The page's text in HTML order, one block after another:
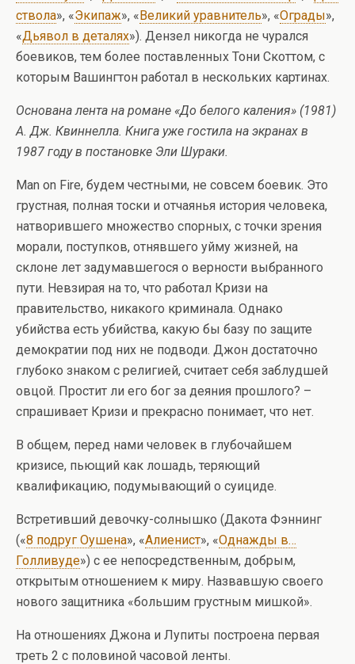
ствола», «Экипаж», « Великий уравнитель», «Ограды»,
«Дьявол в деталях»). Дензел никогда не чурался
боевиков, тем более поставленных Тони Скоттом, с
которым Вашингтон работал в нескольких картинах.
Основана лента на романе «До белого каления» (1981)
А. Дж. Квиннелла. Книга уже гостила на экранах в
1987 году в постановке Эли Шураки.
Man on Fire, будем честными, не совсем боевик. Это
грустная, полная тоски и отчаянья история человека,
натворившего множество спорных, с точки зрения
морали, поступков, отнявшего уйму жизней, на
склоне лет задумавшегося о верности выбранного
пути. Невзирая на то, что работал Кризи на
правительство, никакого криминала. Однако
убийства есть убийства, какую бы базу по защите
демократии под них не подводи. Джон достаточно
глубоко знаком с религией, считает себя заблудшей
овцой. Простит ли его бог за деяния прошлого? –
спрашивает Кризи и прекрасно понимает, что нет.
В общем, перед нами человек в глубочайшем
кризисе, пьющий как лошадь, теряющий
квалификацию, подумывающий о суициде.
Встретивший девочку-солнышко (Дакота Фэннинг
(«8 подруг Оушена», «Алиенист», «Однажды в…
Голливуде») с ее непосредственным, добрым,
открытым отношением к миру. Назвавшую своего
нового защитника «большим грустным мишкой».
На отношениях Джона и Лупиты построена первая
треть 2 с половиной часовой ленты.